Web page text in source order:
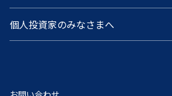
個人投資家のみなさまへ